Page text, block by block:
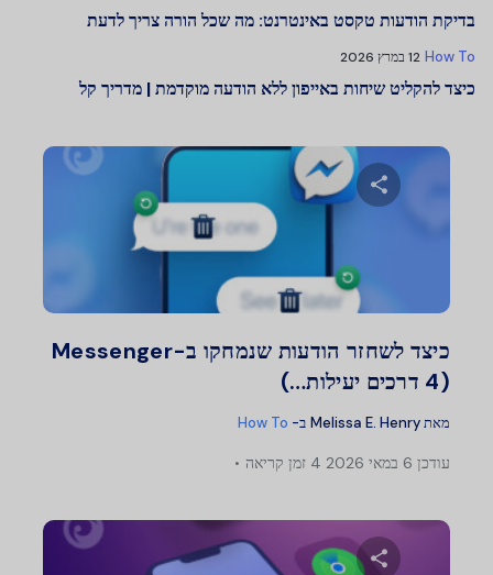
בדיקת הודעות טקסט באינטרנט: מה שכל הורה צריך לדעת
How To 12 במרץ 2026
כיצד להקליט שיחות באייפון ללא הודעה מוקדמת | מדריך קל
שתף מאמר זה
כיצד לשחזר הודעות שנמחקו ב-Messenger
(4 דרכים יעילות…)
מאתMelissa E. Henry ב- How To
עודכן 4 זמן קריאה